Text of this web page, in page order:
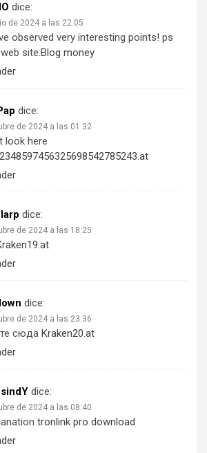
dice:
de 2024 a las 22:05
observed very interesting points! ps
site.Blog money
dice:
de 2024 a las 01:32
look here
dice:
de 2024 a las 18:25
dice:
de 2024 a las 23:36
сюда Kraken20.at
dice:
de 2024 a las 08:40
tronlink pro download